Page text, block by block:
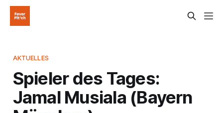
AKTUELLES
Spieler des Tages:
Jamal Musiala (Bayern